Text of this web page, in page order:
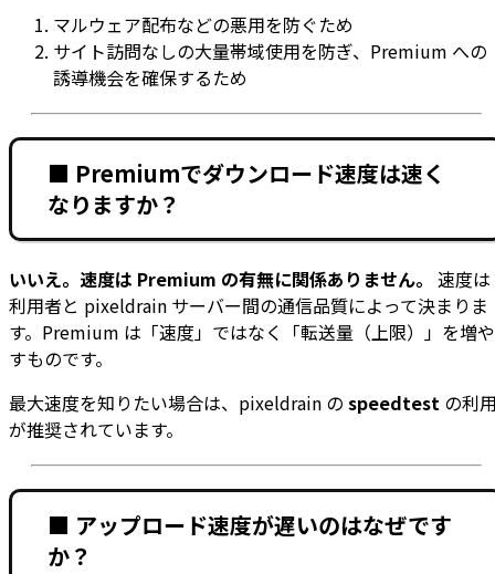
マルウェア配布などの悪用を防ぐため
サイト訪問なしの大量帯域使用を防ぎ、Premium への
誘導機会を確保するため
■ Premiumでダウンロード速度は速く
なりますか？
いいえ。速度は Premium の有無に関係ありません。 速度は
利用者と pixeldrain サーバー間の通信品質によって決まりま
す。Premium は「速度」ではなく「転送量（上限）」を増や
すものです。
最大速度を知りたい場合は、pixeldrain の speedtest の利
が推奨されています。
■ アップロード速度が遅いのはなぜです
か？